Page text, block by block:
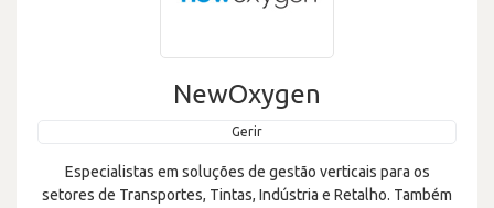
NewOxygen
Gerir
Especialistas em soluções de gestão verticais para os
setores de Transportes, Tintas, Indústria e Retalho. Também